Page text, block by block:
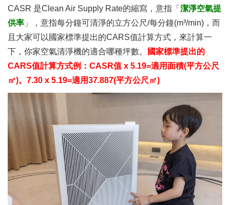
CASR 是Clean Air Supply Rate的縮寫，意指「 潔淨空氣提
供率 」，意指每分鐘可清淨的立方公尺/每分鐘(m³/min)，而
且大家可以國家標準提出的CARS值計算方式，來計算一
下，你家空氣清淨機的適合哪種坪數。
國家標準提出的
CARS值計算方式例：CASR值 x 5.19=適用面積(平方公尺
㎡)。7.30 x 5.19=適用37.887(平方公尺㎡)